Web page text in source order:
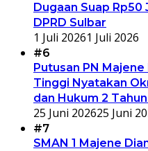
Dugaan Suap
DPRD Sulbar
1 Juli 20261 Juli 2026
#6
Putusan PN
Tinggi Nyatakan
dan Hukum 2
25 Juni 202625 Juni
#7
SMAN 1 Majene